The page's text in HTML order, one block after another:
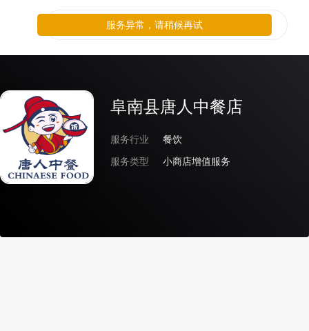
阜南县唐人中餐店
服务行业
餐饮
服务类型
小商店增值服务
服务异常，请稍候再试